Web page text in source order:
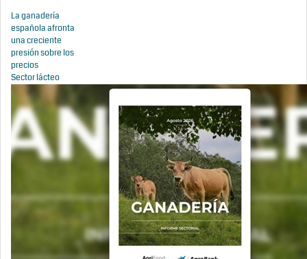
La ganadería
española afronta
una creciente
presión sobre los
precios
Sector lácteo